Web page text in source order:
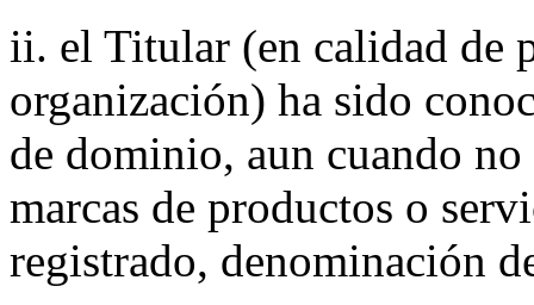
ii. el Titular (en calidad de
organización) ha sido
de dominio, aun cuando
marcas de productos o
registrado, denominación